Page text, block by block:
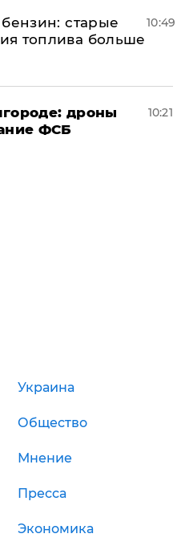
старые
топлива больше
10:49
дроны
ФСБ
10:21
Украина
Общество
Мнение
Пресса
Экономика